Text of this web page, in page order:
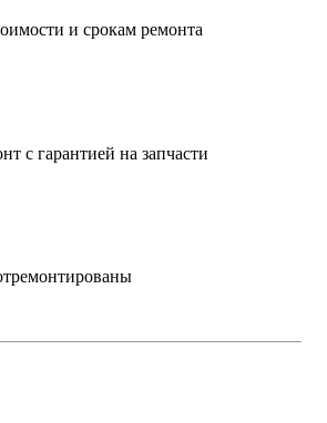
и срокам ремонта
с гарантией на запчасти